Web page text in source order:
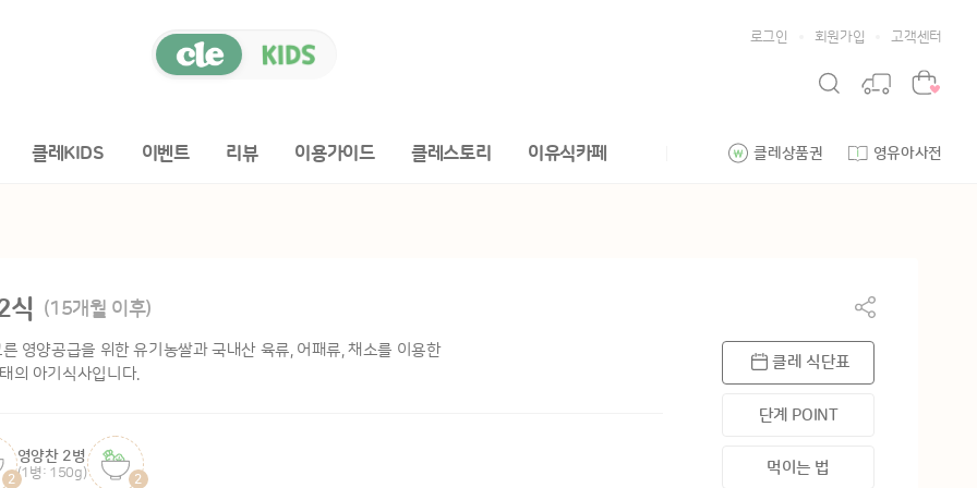
로그인 회원가입 고객센터
클레KIDS 이벤트 리뷰 이용가이드 클레스토리 이유식카페 클레상품권 영유아사전
식 (15개월 이후)
영양공급을 위한 유기농쌀과 국내산 육류, 어패류, 채소를 이용한
의 아기식사입니다.
2 2
영양찬 2병
(1병: 150g)
클레 식단표
단계 POINT
먹이는 법